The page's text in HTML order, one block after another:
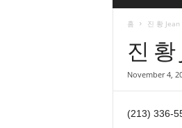
데
홈 진 황
진
November 4,
(213) 336-